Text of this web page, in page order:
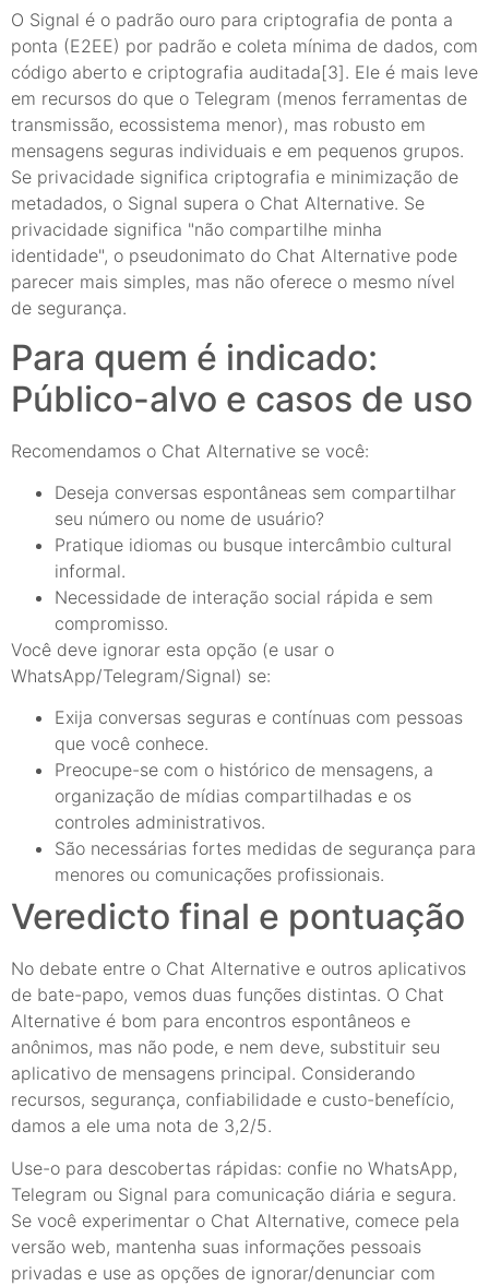
O Signal é o padrão ouro para criptografia de ponta a
ponta (E2EE) por padrão e coleta mínima de dados, com
código aberto e criptografia auditada[3]. Ele é mais leve
em recursos do que o Telegram (menos ferramentas de
transmissão, ecossistema menor), mas robusto em
mensagens seguras individuais e em pequenos grupos.
Se privacidade significa criptografia e minimização de
metadados, o Signal supera o Chat Alternative. Se
privacidade significa "não compartilhe minha
identidade", o pseudonimato do Chat Alternative pode
parecer mais simples, mas não oferece o mesmo nível
de segurança.
Para quem é indicado:
Público-alvo e casos de uso
Recomendamos o Chat Alternative se você:
Deseja conversas espontâneas sem compartilhar
seu número ou nome de usuário?
Pratique idiomas ou busque intercâmbio cultural
informal.
Necessidade de interação social rápida e sem
compromisso.
Você deve ignorar esta opção (e usar o
WhatsApp/Telegram/Signal) se:
Exija conversas seguras e contínuas com pessoas
que você conhece.
Preocupe-se com o histórico de mensagens, a
organização de mídias compartilhadas e os
controles administrativos.
São necessárias fortes medidas de segurança para
menores ou comunicações profissionais.
Veredicto final e pontuação
No debate entre o Chat Alternative e outros aplicativos
de bate-papo, vemos duas funções distintas. O Chat
Alternative é bom para encontros espontâneos e
anônimos, mas não pode, e nem deve, substituir seu
aplicativo de mensagens principal. Considerando
recursos, segurança, confiabilidade e custo-benefício,
damos a ele uma nota de 3,2/5.
Use-o para descobertas rápidas: confie no WhatsApp,
Telegram ou Signal para comunicação diária e segura.
Se você experimentar o Chat Alternative, comece pela
versão web, mantenha suas informações pessoais
privadas e use as opções de ignorar/denunciar com